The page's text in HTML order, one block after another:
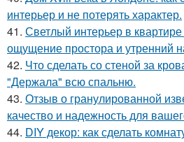
интерьер и не потерять характер.
41. Светлый интерьер в квартире
ощущение простора и утренний
42. Что сделать со стеной за
"Держала" всю спальню.
43. Отзыв о гранулированной
качество и надежность для
44. DIY декор: как сделать